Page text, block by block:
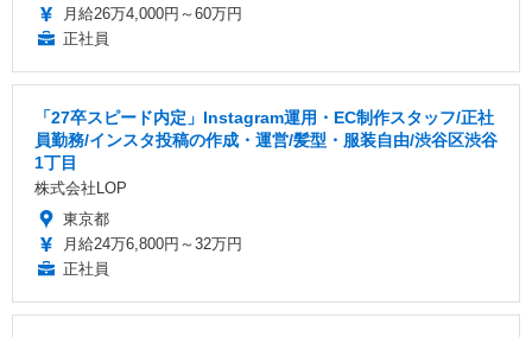
月給26万4,000円～60万円
正社員
「27卒スピード内定」Instagram運用・EC制作スタッフ/正社
員勤務/インスタ投稿の作成・運営/髪型・服装自由/渋谷区渋谷
1丁目
株式会社LOP
東京都
月給24万6,800円～32万円
正社員